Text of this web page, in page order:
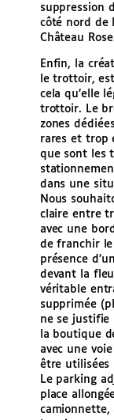
suppression
côté nord de
Château
Enfin, la
le trottoir,
cela qu’elle
trottoir. Le
zones
rares et trop
que sont les
dans une
Nous
claire entre
avec une
de franchir
présence
devant la
véritable
supprimée
ne se justifie
la boutique
avec une
être utilisées
Le parking
place
camionnette,